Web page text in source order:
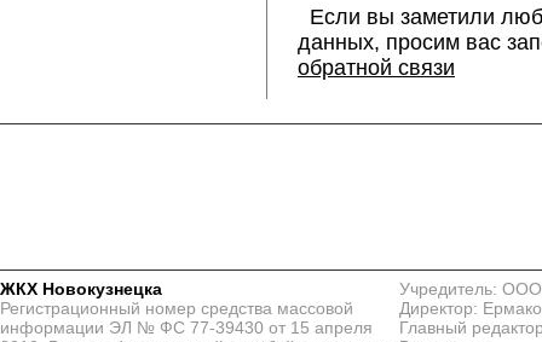
Если вы заметили
данных, просим вас
обратной связи
ЖКХ Новокузнецка
Регистрационный номер средства массовой
информации ЭЛ № ФС 77-39430 от 15 апреля
Учредитель:
Директор:
Главный